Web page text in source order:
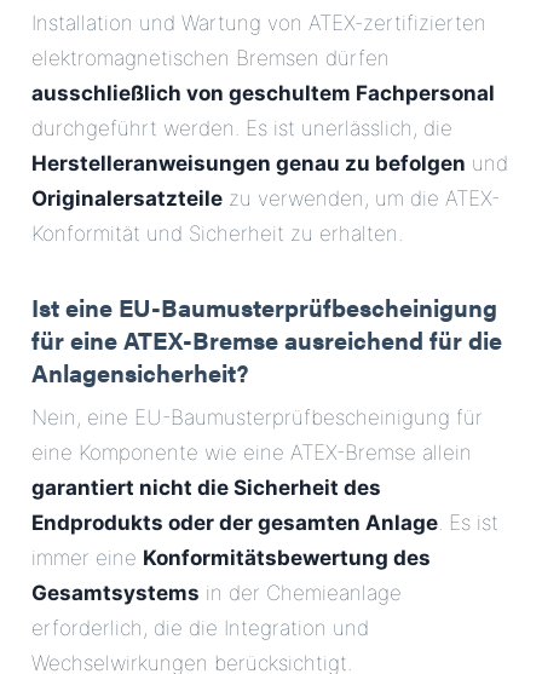
Installation und Wartung von ATEX-zertifizierten
elektromagnetischen Bremsen dürfen
ausschließlich von geschultem Fachpersonal
durchgeführt werden. Es ist unerlässlich, die
Herstelleranweisungen genau zu befolgen und
Originalersatzteile zu verwenden, um die ATEX-
Konformität und Sicherheit zu erhalten.
Ist eine EU-Baumusterprüfbescheinigung
für eine ATEX-Bremse ausreichend für die
Anlagensicherheit?
Nein, eine EU-Baumusterprüfbescheinigung für
eine Komponente wie eine ATEX-Bremse allein
garantiert nicht die Sicherheit des
Endprodukts oder der gesamten Anlage. Es ist
immer eine Konformitätsbewertung des
Gesamtsystems in der Chemieanlage
erforderlich, die die Integration und
Wechselwirkungen berücksichtigt.